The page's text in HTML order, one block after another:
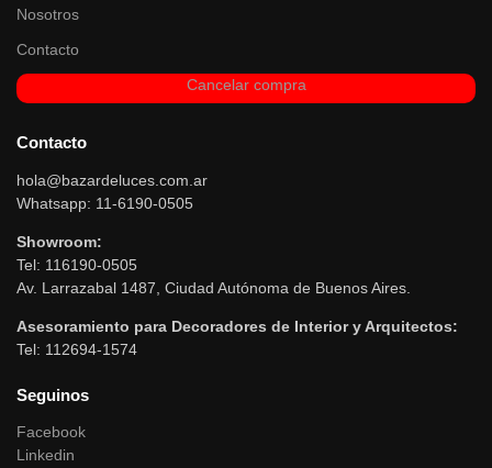
Nosotros
Contacto
Cancelar compra
Contacto
hola@bazardeluces.com.ar
Whatsapp: 11-6190-0505
Showroom:
Tel: 116190-0505
Av. Larrazabal 1487, Ciudad Autónoma de Buenos Aires.
Asesoramiento para Decoradores de Interior y Arquitectos:
Tel: 112694-1574
Seguinos
Facebook
Linkedin